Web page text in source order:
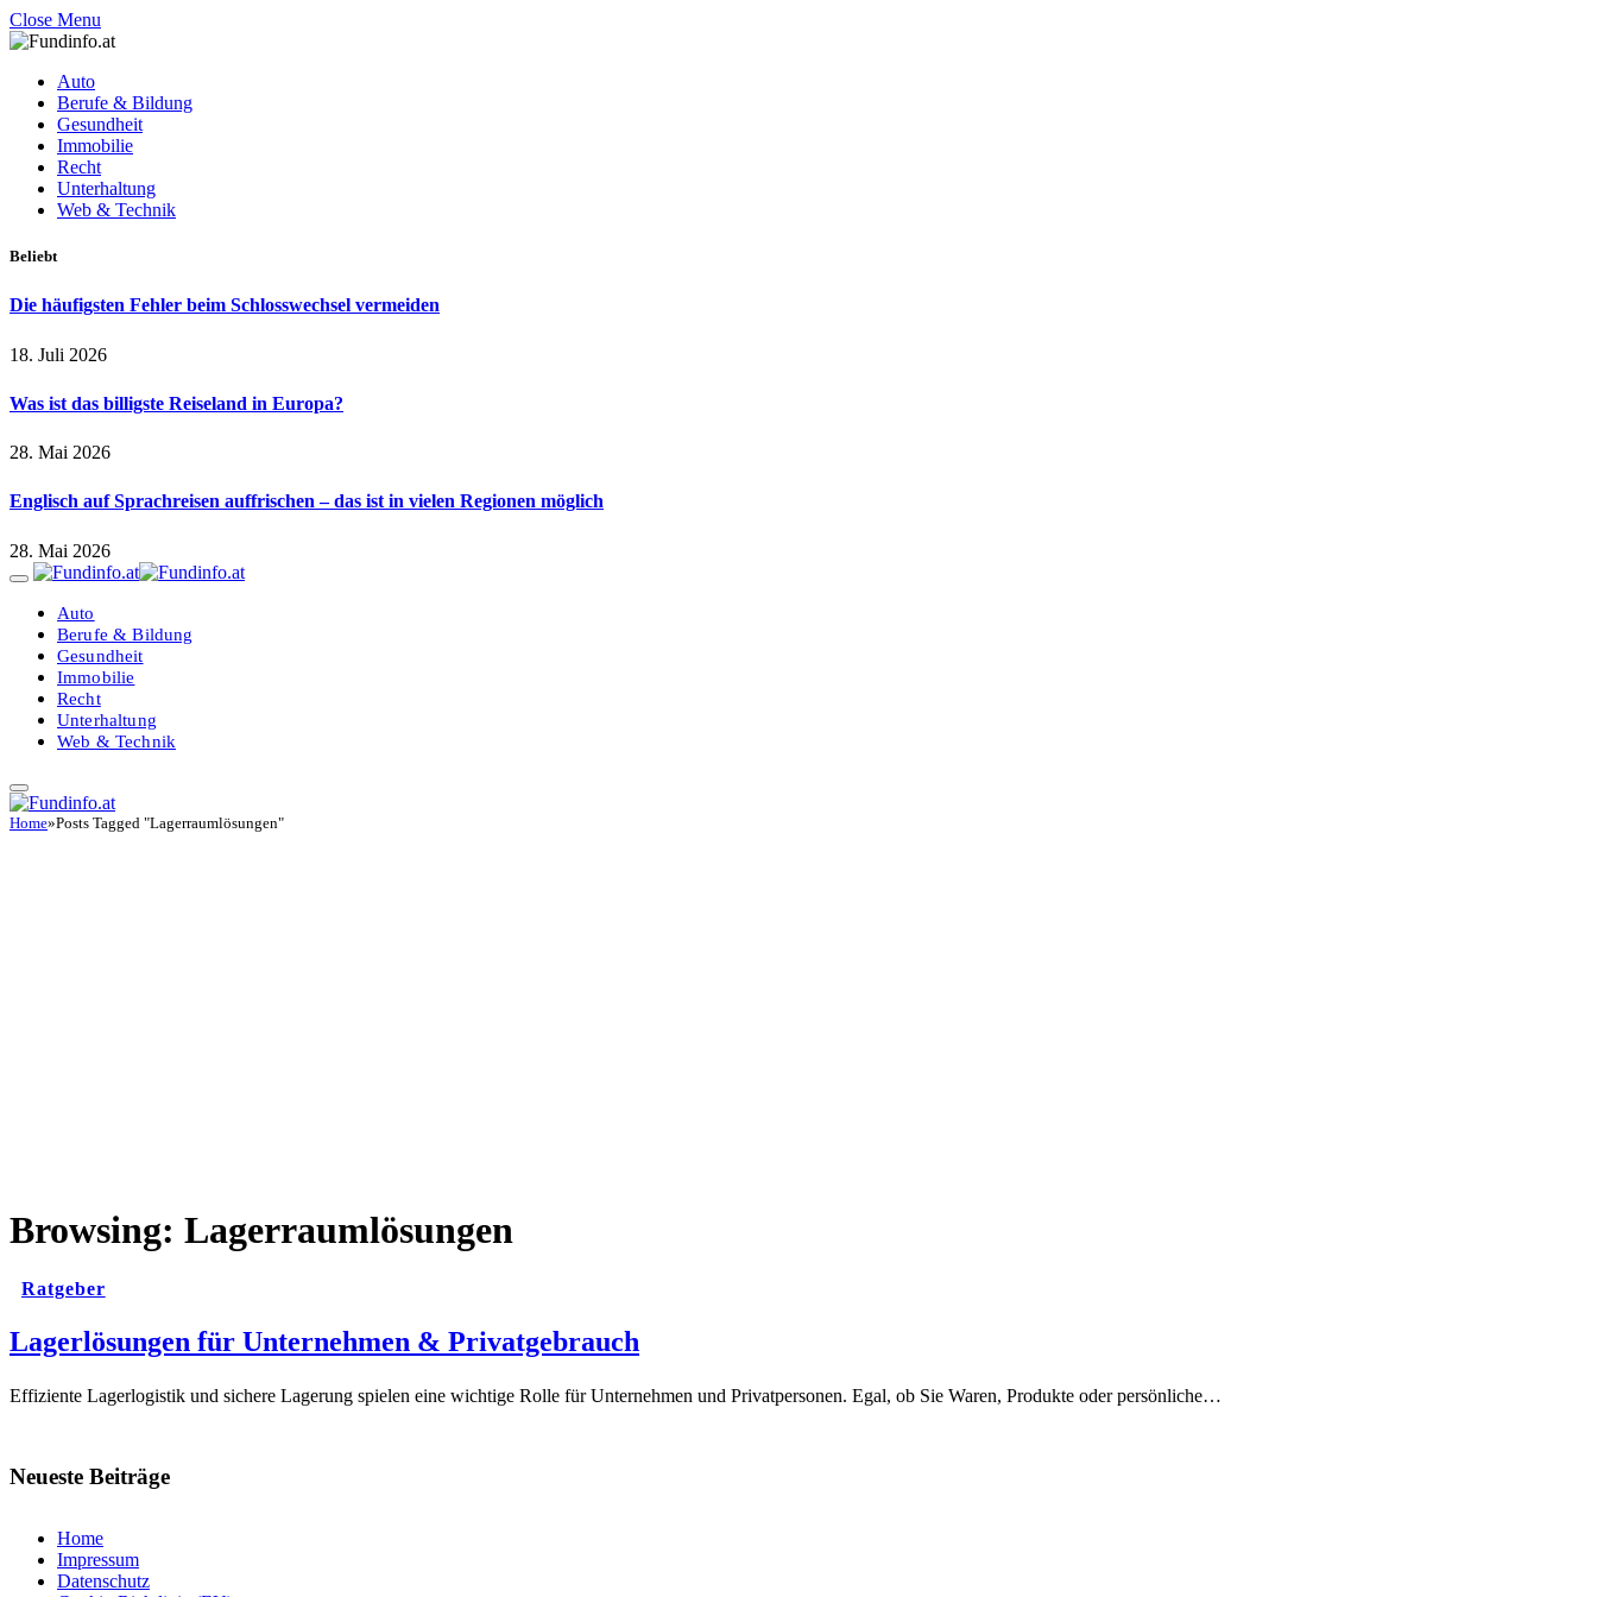
Close Menu
Auto
Berufe & Bildung
Gesundheit
Immobilie
Recht
Unterhaltung
Web & Technik
Beliebt
Die häufigsten Fehler beim Schlosswechsel vermeiden
18. Juli 2026
Was ist das billigste Reiseland in Europa?
28. Mai 2026
Englisch auf Sprachreisen auffrischen – das ist in vielen Regionen möglich
28. Mai 2026
Auto
Berufe & Bildung
Gesundheit
Immobilie
Recht
Unterhaltung
Web & Technik
Home»Posts Tagged "Lagerraumlösungen"
Browsing: Lagerraumlösungen
Ratgeber
Lagerlösungen für Unternehmen & Privatgebrauch
Effiziente Lagerlogistik und sichere Lagerung spielen eine wichtige Rolle für Unternehmen und Privatpersonen. Egal, ob Sie Waren, Produkte oder persönliche…
Neueste Beiträge
Home
Impressum
Datenschutz